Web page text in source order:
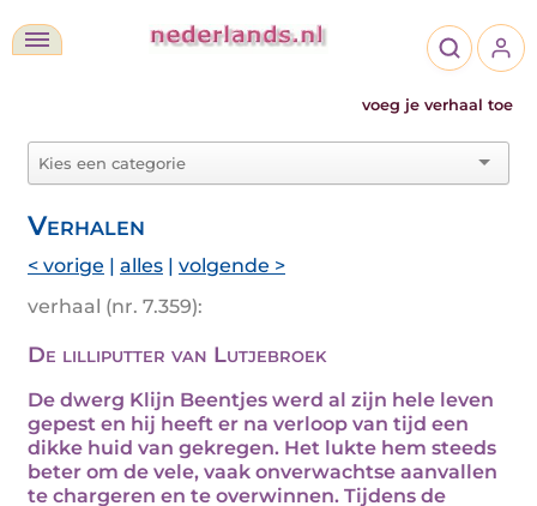
voeg je verhaal toe
Verhalen
< vorige | alles | volgende >
verhaal (nr. 7.359):
De lilliputter van Lutjebroek
De dwerg Klijn Beentjes werd al zijn hele leven
gepest en hij heeft er na verloop van tijd een
dikke huid van gekregen. Het lukte hem steeds
beter om de vele, vaak onverwachtse aanvallen
te chargeren en te overwinnen. Tijdens de